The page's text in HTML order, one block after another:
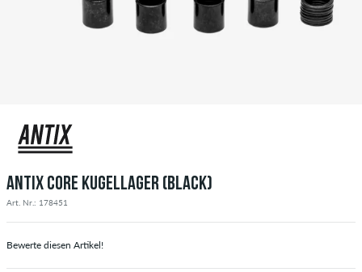
ANTIX CORE KUGELLAGER (BLACK)
Art. Nr.: 178451
Bewerte diesen Artikel!